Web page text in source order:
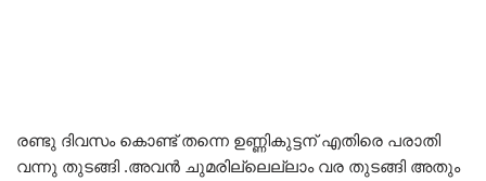
രണ്ടു ദിവസം കൊണ്ട് തന്നെ ഉണ്ണികുട്ടന് എതിരെ പരാതി
വന്നു തുടങ്ങി .അവൻ ചുമരില്ലെല്ലാം വര തുടങ്ങി അതും